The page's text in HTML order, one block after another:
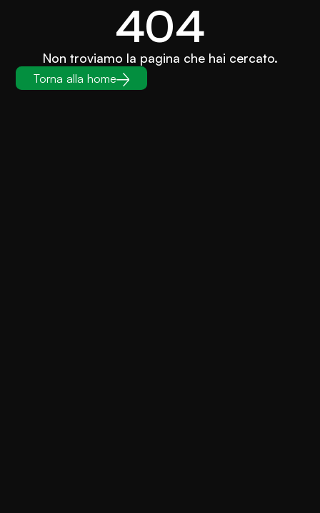
404
Non troviamo la pagina che hai cercato.
Torna alla home